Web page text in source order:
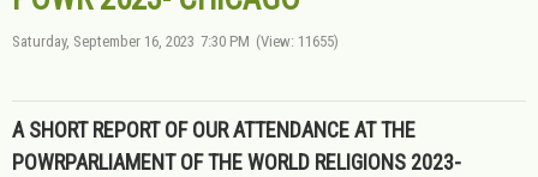
Saturday, September 16, 2023 7:30 PM (View: 11655)
A SHORT REPORT OF OUR ATTENDANCE AT THE
POWRPARLIAMENT OF THE WORLD RELIGIONS 2023-